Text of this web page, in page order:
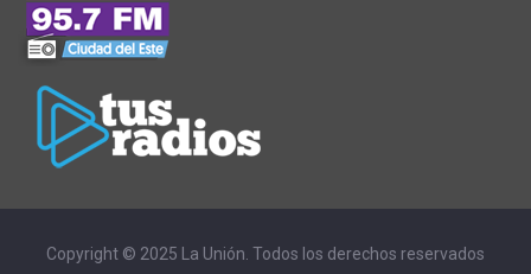
Copyright © 2025 La Unión. Todos los derechos reservados